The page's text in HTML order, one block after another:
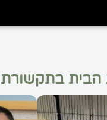
הבית בתקשורת